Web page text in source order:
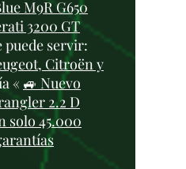
M9R G650
3200 GT
puede servir:
Citroën y
« 🚙 Nuevo
2.2 D
solo 45.000